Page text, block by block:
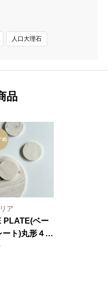
人口大理石
品
ア
PLATE(ベー
ート)丸形４点
【Large１
め